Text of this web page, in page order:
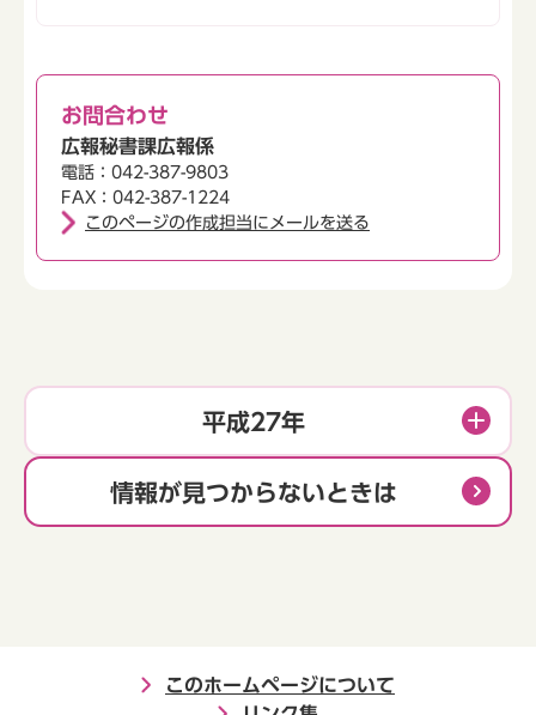
お問合わせ
広報秘書課広報係
電話：042-387-9803
FAX：042-387-1224
このページの作成担当にメールを送る
平成27年
情報が見つからないときは
このホームページについて